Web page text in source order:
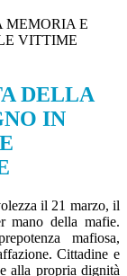
MEMORIA E
VITTIME
DELLA
IN
il 21 marzo, il
mano della mafie.
mafiosa,
Cittadine e
alla propria dignità